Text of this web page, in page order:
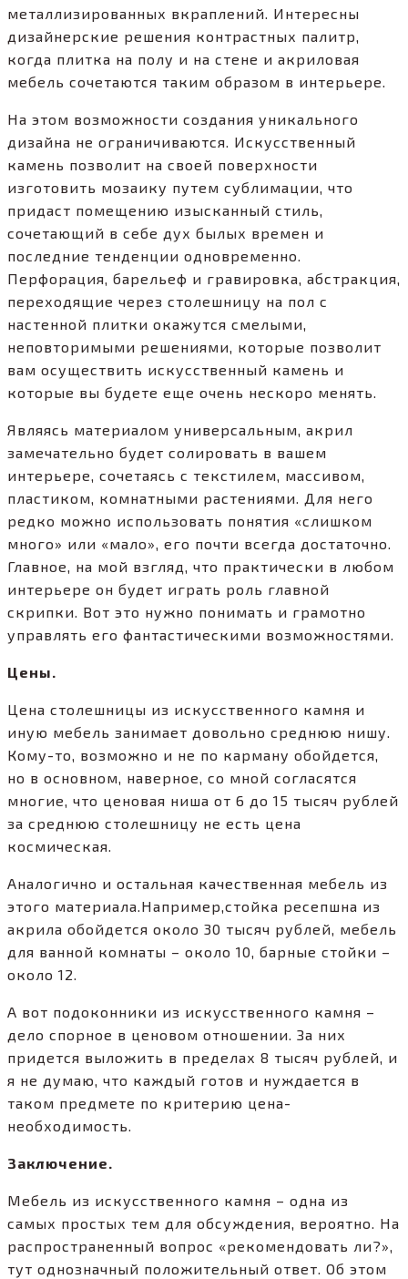
металлизированных вкраплений. Интересны
дизайнерские решения контрастных палитр,
когда плитка на полу и на стене и акриловая
мебель сочетаются таким образом в интерьере.
На этом возможности создания уникального
дизайна не ограничиваются. Искусственный
камень позволит на своей поверхности
изготовить мозаику путем сублимации, что
придаст помещению изысканный стиль,
сочетающий в себе дух былых времен и
последние тенденции одновременно.
Перфорация, барельеф и гравировка, абстракция,
переходящие через столешницу на пол с
настенной плитки окажутся смелыми,
неповторимыми решениями, которые позволит
вам осуществить искусственный камень и
которые вы будете еще очень нескоро менять.
Являясь материалом универсальным, акрил
замечательно будет солировать в вашем
интерьере, сочетаясь с текстилем, массивом,
пластиком, комнатными растениями. Для него
редко можно использовать понятия «слишком
много» или «мало», его почти всегда достаточно.
Главное, на мой взгляд, что практически в любом
интерьере он будет играть роль главной
скрипки. Вот это нужно понимать и грамотно
управлять его фантастическими возможностями.
Цены.
Цена столешницы из искусственного камня и
иную мебель занимает довольно среднюю нишу.
Кому-то, возможно и не по карману обойдется,
но в основном, наверное, со мной согласятся
многие, что ценовая ниша от 6 до 15 тысяч рублей
за среднюю столешницу не есть цена
космическая.
Аналогично и остальная качественная мебель из
этого материала.Например,стойка ресепшна из
акрила обойдется около 30 тысяч рублей, мебель
для ванной комнаты – около 10, барные стойки –
около 12.
А вот подоконники из искусственного камня –
дело спорное в ценовом отношении. За них
придется выложить в пределах 8 тысяч рублей, и
я не думаю, что каждый готов и нуждается в
таком предмете по критерию цена-
необходимость.
Заключение.
Мебель из искусственного камня – одна из
самых простых тем для обсуждения, вероятно. На
распространенный вопрос «рекомендовать ли?»,
тут однозначный положительный ответ. Об этом